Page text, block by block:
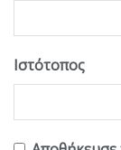
Ιστότοπος